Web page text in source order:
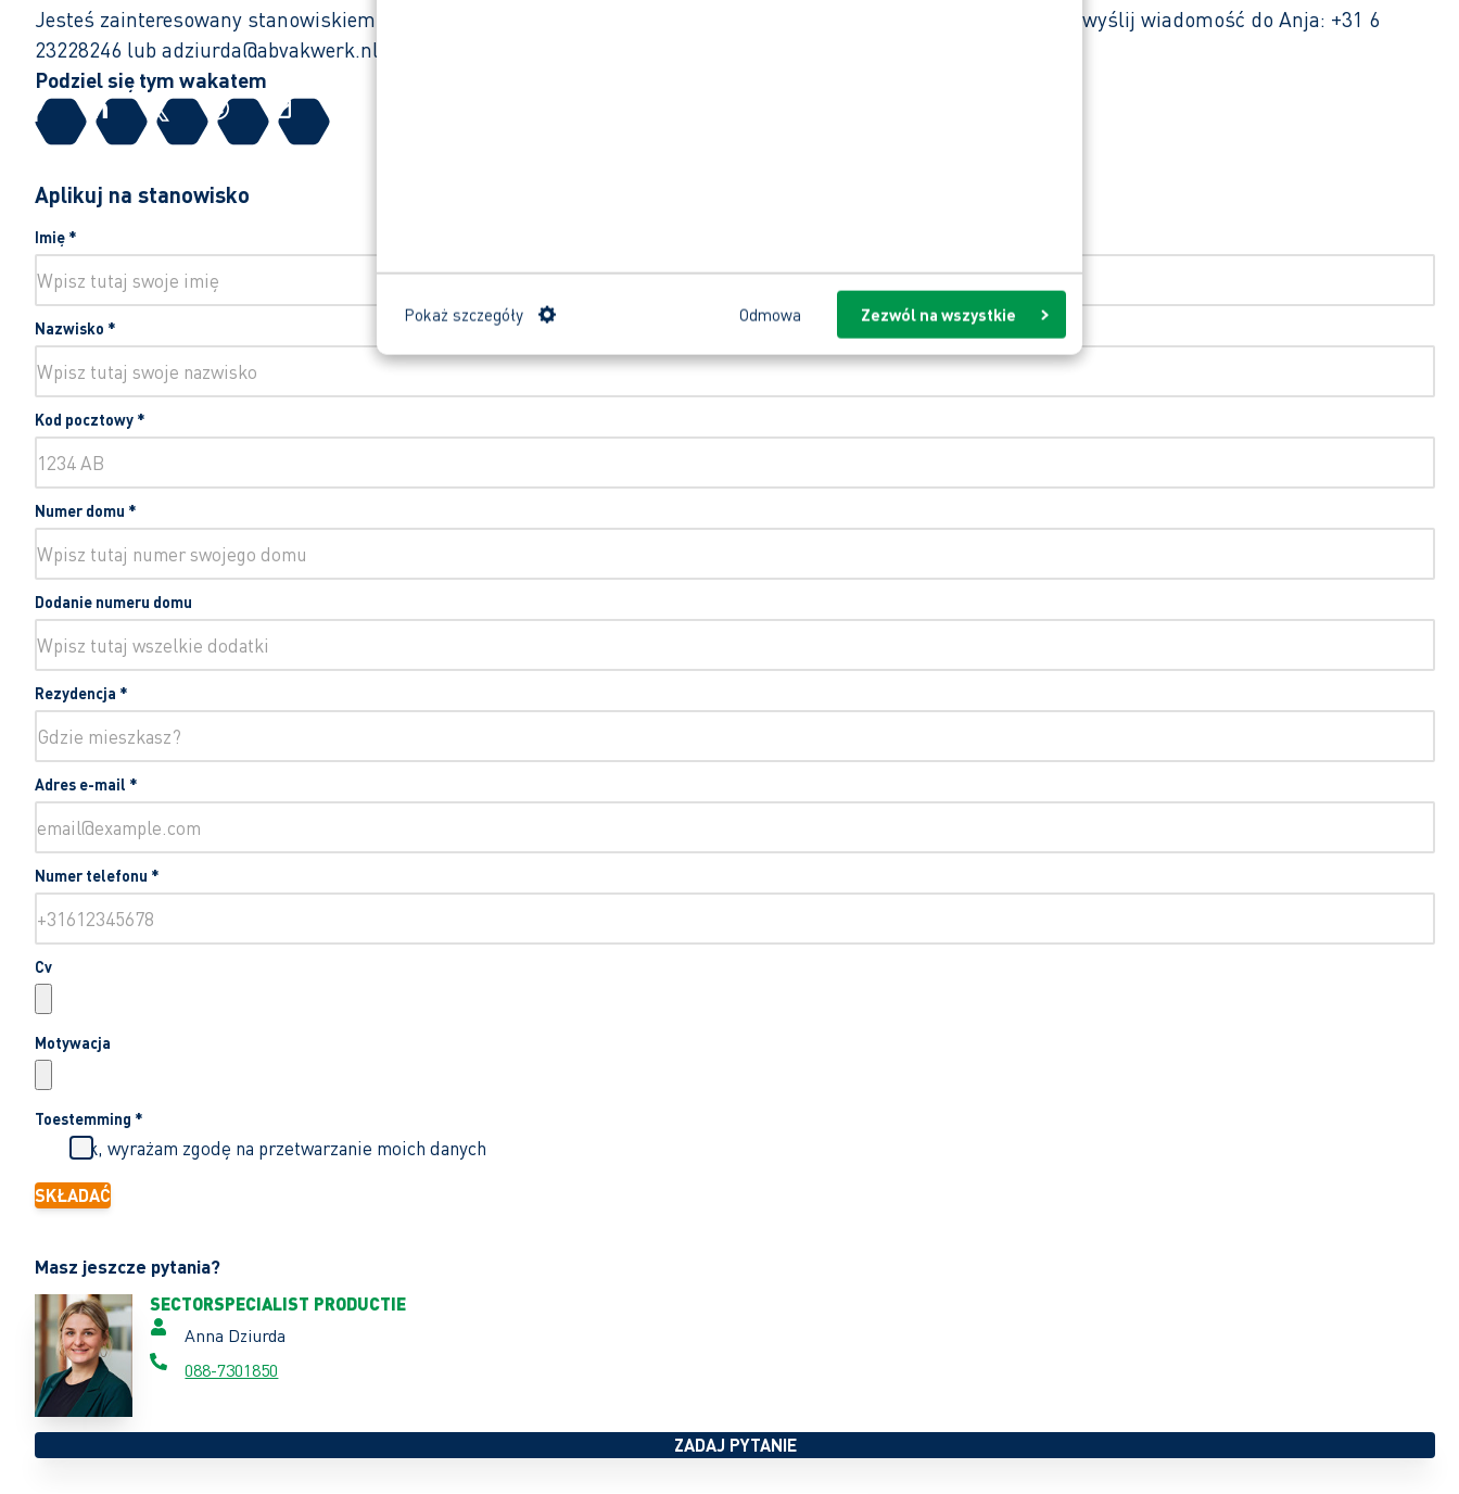
Pokaż szczegóły Odmowa Zezwól na wszystkie
Jesteś zainteresowany stanowiskiem pracownika produkcji lub masz jeszcze pytania? Zadzwoń, napisz e-mail lub wyślij wiadomość do Anja: +31 6
23228246 lub adziurda@abvakwerk.nl
Podziel się tym wakatem
Aplikuj na stanowisko
Imię *
Nazwisko *
Kod pocztowy *
Numer domu *
Dodanie numeru domu
Rezydencja *
Adres e-mail *
Numer telefonu *
Cv
Motywacja
Toestemming *
Tak, wyrażam zgodę na przetwarzanie moich danych
SKŁADAĆ
Masz jeszcze pytania?
SECTORSPECIALIST PRODUCTIE
Anna Dziurda
088-7301850
ZADAJ PYTANIE